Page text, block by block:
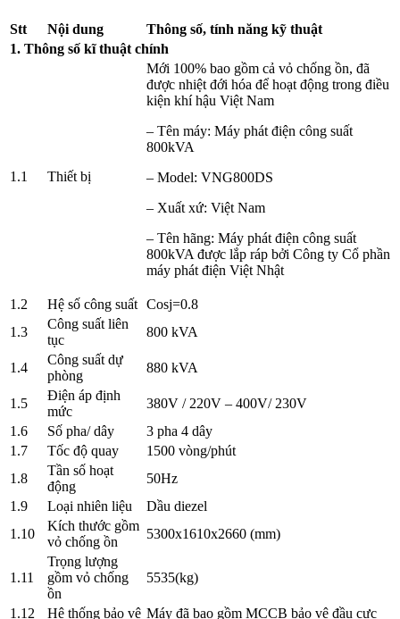
Stt Nội dung
Thông số, tính năng kỹ thuật
1. Thông số kĩ thuật chính
1.1 Thiết bị
Mới 100% bao gồm cả vỏ chống ồn, đã
được nhiệt đới hóa để hoạt động trong điều
kiện khí hậu Việt Nam
– Tên máy: Máy phát điện công suất
800kVA
– Model: VNG800DS
– Xuất xứ: Việt Nam
– Tên hãng: Máy phát điện công suất
800kVA được lắp ráp bởi Công ty Cổ phần
máy phát điện Việt Nhật
1.2 Hệ số công suất Cosj=0.8
1.3
Công suất liên
tục
800 kVA
1.4
Công suất dự
phòng
880 kVA
1.5
Điện áp định
mức
380V / 220V – 400V/ 230V
1.6
Số pha/ dây
3 pha 4 dây
1.7
Tốc độ quay
1500 vòng/phút
1.8
Tần số hoạt
động
50Hz
1.9
Loại nhiên liệu
Dầu diezel
1.10
Kích th­ước gồm
vỏ chống ồn
5300x1610x2660 (mm)
1.11
Trọng l­ượng
gồm vỏ chống
ồn
5535(kg)
1.12 Hệ thống bảo vệ Máy đã bao gồm MCCB bảo vệ đầu cực